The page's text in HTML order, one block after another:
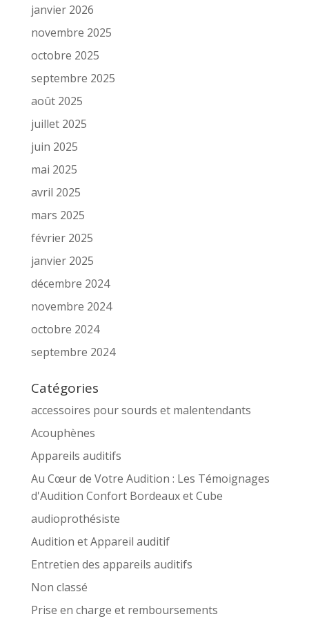
janvier 2026
novembre 2025
octobre 2025
septembre 2025
août 2025
juillet 2025
juin 2025
mai 2025
avril 2025
mars 2025
février 2025
janvier 2025
décembre 2024
novembre 2024
octobre 2024
septembre 2024
Catégories
accessoires pour sourds et malentendants
Acouphènes
Appareils auditifs
Au Cœur de Votre Audition : Les Témoignages
d'Audition Confort Bordeaux et Cube
audioprothésiste
Audition et Appareil auditif
Entretien des appareils auditifs
Non classé
Prise en charge et remboursements